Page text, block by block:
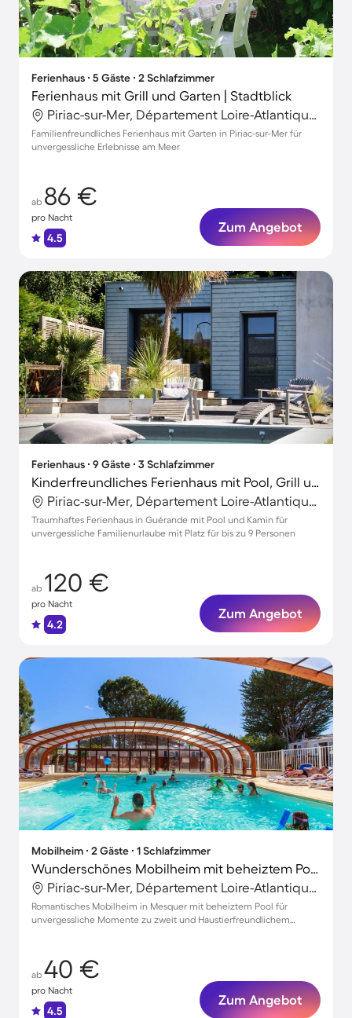
Ferienhaus ∙ 5 Gäste ∙ 2 Schlafzimmer
Ferienhaus mit Grill und Garten | Stadtblick
Piriac-sur-Mer, Département Loire-Atlantique, Frankreich
Familienfreundliches Ferienhaus mit Garten in Piriac-sur-Mer für
unvergessliche Erlebnisse am Meer
ab 86 €
pro Nacht
4.5
Zum Angebot
Ferienhaus ∙ 9 Gäste ∙ 3 Schlafzimmer
Kinderfreundliches Ferienhaus mit Pool, Grill und Garten | Haustiere erlaubt
Piriac-sur-Mer, Département Loire-Atlantique, Frankreich
Traumhaftes Ferienhaus in Guérande mit Pool und Kamin für
unvergessliche Familienurlaube mit Platz für bis zu 9 Personen
ab 120 €
pro Nacht
4.2
Zum Angebot
Mobilheim ∙ 2 Gäste ∙ 1 Schlafzimmer
Wunderschönes Mobilheim mit beheiztem Pool und Terrasse | Haustiere erlaubt
Piriac-sur-Mer, Département Loire-Atlantique, Frankreich
Romantisches Mobilheim in Mesquer mit beheiztem Pool für
unvergessliche Momente zu zweit und Haustierfreundlichem
ab 40 €
pro Nacht
4.5
Zum Angebot